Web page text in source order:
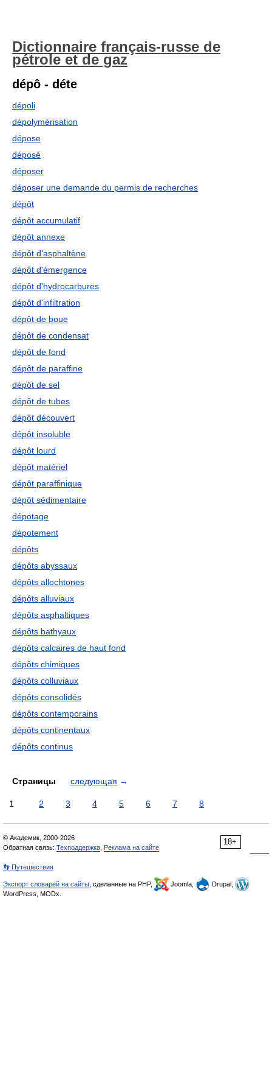
Dictionnaire français-russe de
pétrole et de gaz
dépô - déte
dépoli
dépolymérisation
dépose
déposé
déposer
déposer une demande du permis de recherches
dépôt
dépôt accumulatif
dépôt annexe
dépôt d'asphaltène
dépôt d'émergence
dépôt d'hydrocarbures
dépôt d'infiltration
dépôt de boue
dépôt de condensat
dépôt de fond
dépôt de paraffine
dépôt de sel
dépôt de tubes
dépôt découvert
dépôt insoluble
dépôt lourd
dépôt matériel
dépôt paraffinique
dépôt sédimentaire
dépotage
dépotement
dépôts
dépôts abyssaux
dépôts allochtones
dépôts alluviaux
dépôts asphaltiques
dépôts bathyaux
dépôts calcaires de haut fond
dépôts chimiques
dépôts colluviaux
dépôts consolidés
dépôts contemporains
dépôts continentaux
dépôts continus
Страницы следующая →
1 2 3 4 5 6 7 8
18+
© Академик, 2000-2026
Обратная связь: Техподдержка Реклама на сайте
👣 Путешествия
Экспорт словарей на сайты , сделанные на PHP, Joomla,
Drupal,
WordPress, MODx.